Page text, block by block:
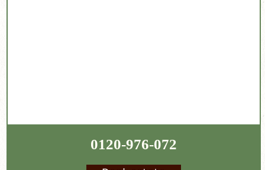
0120-976-072